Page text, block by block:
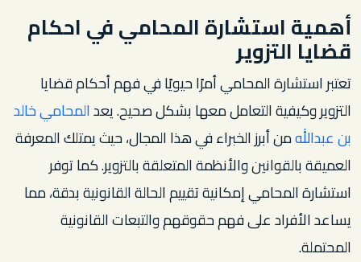
أهمية استشارة المحامي في احكام
قضايا التزوير
تعتبر استشارة المحامي أمرًا حيويًا في فهم أحكام قضايا
التزوير وكيفية التعامل معها بشكل صحيح. يعدالمحامي خالد
بن عبداللهمن أبرز الخبراء في هذا المجال، حيث يمتلك المعرفة
العميقة بالقوانين والأنظمة المتعلقة بالتزوير. كما توفر
استشارة المحامي إمكانية تقييم الحالة القانونية بدقة، مما
يساعد الأفراد على فهم حقوقهم والتبعات القانونية
المحتملة.